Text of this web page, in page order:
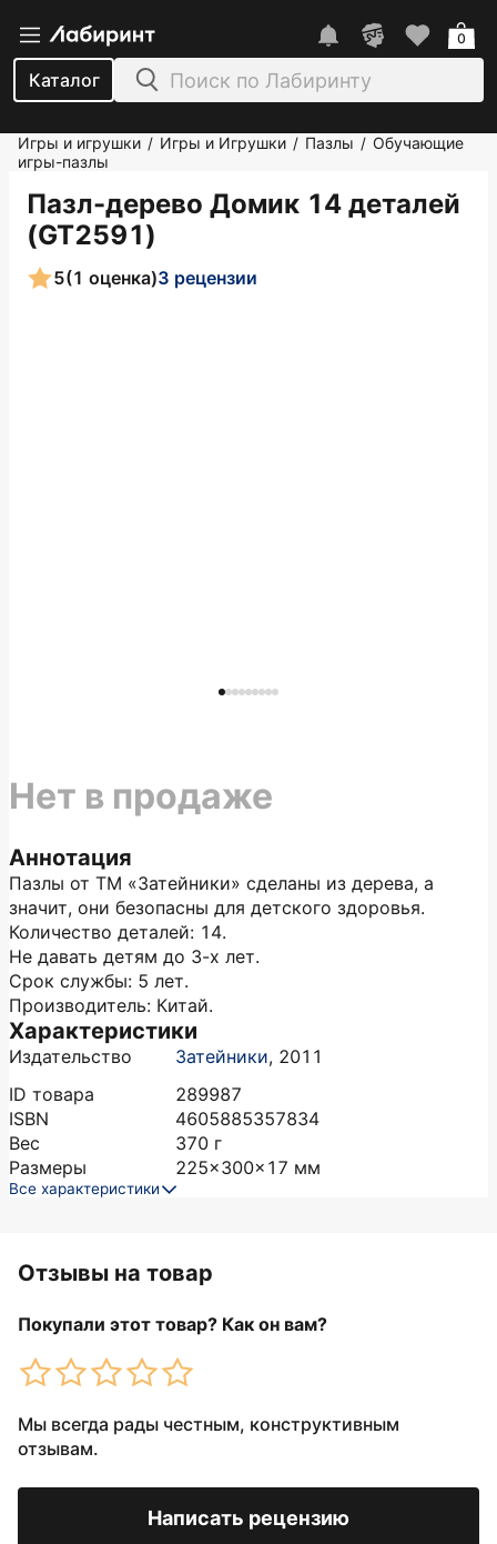
Каталог
0
Игры и игрушки / Игры и Игрушки / Пазлы / Обучающие
игры-пазлы
Пазл-дерево Домик 14 деталей
(GT2591)
5(1 оценка)3 рецензии
Аннотация
Пазлы от ТМ «Затейники» сделаны из дерева, а
значит, они безопасны для детского здоровья.
Количество деталей: 14.
Не давать детям до 3-х лет.
Срок службы: 5 лет.
Производитель: Китай.
Характеристики
Издательство Затейники, 2011
ID товара
289987
ISBN
4605885357834
Вес
370 г
Размеры
225x300x17 мм
Все характеристики
Нет в продаже
Отзывы на товар
Покупали этот товар? Как он вам?
Мы всегда рады честным, конструктивным
отзывам.
Написать рецензию